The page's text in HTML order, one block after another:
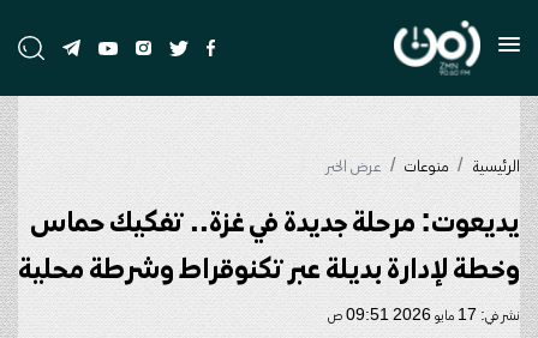
الرئيسية منوعات عرض الخبر
يديعوت: مرحلة جديدة في غزة.. تفكيك حماس
وخطة لإدارة بديلة عبر تكنوقراط وشرطة محلية
نشر في: 17 مايو 2026 09:51 ص